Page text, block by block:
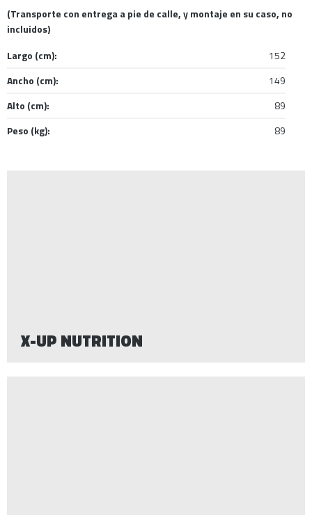
(Transporte con entrega a pie de calle, y montaje en su caso, no
incluidos)
Largo (cm):
152
Ancho (cm):
149
Alto (cm):
89
Peso (kg):
89
X-UP NUTRITION